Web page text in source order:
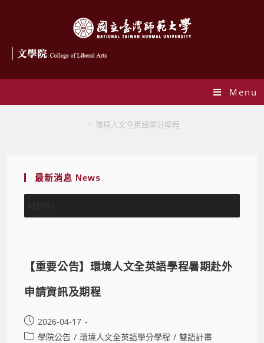
Menu
> 環境人文全英語學分學程
最新消息 News
【重要公告】環境人文全英語學程暑期赴外
申請資訊及期程
2026-04-17
學院公告 / 環境人文全英語學分學程 / 雙語計畫